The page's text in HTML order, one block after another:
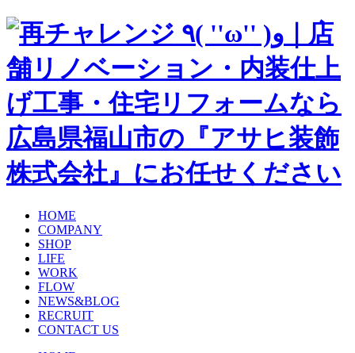
HOME
COMPANY
SHOP
LIFE
WORK
FLOW
NEWS&BLOG
RECRUIT
CONTACT US